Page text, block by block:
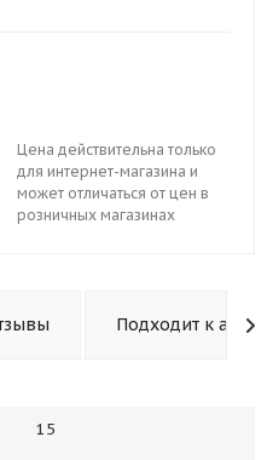
Цена действительна только
для интернет-магазина и
может отличаться от цен в
розничных магазинах
Подходит к авто
15